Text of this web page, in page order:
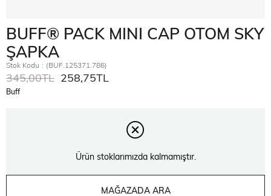
BUFF® PACK MINI CAP OTOM SKY
ŞAPKA
Stok Kodu (BUF.125371.786)
345,00TL 258,75TL
Buff
Ürün stoklarımızda kalmamıştır.
MAĞAZADA ARA